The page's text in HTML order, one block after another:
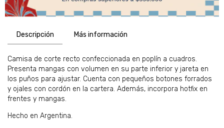
Descripción Más información
Camisa de corte recto confeccionada en poplín a cuadros.
Presenta mangas con volumen en su parte inferior y jareta en
los puños para ajustar. Cuenta con pequeños botones forrados
y ojales con cordón en la cartera. Además, incorpora hotfix en
frentes y mangas.
Hecho en Argentina.